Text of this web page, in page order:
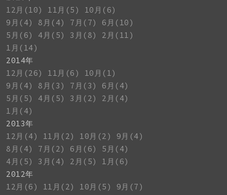
12月(10)
11月(5)
10月(6)
9月(4)
8月(4) 7月(7)
6月(10)
5月(6)
4月(5) 3月(8)
2月(11)
1月(14)
2014年
12月(26)
11月(6)
10月(1)
9月(4)
8月(3) 7月(3)
6月(4)
5月(5)
4月(5) 3月(2)
2月(4)
1月(4)
2013年
12月(4)
11月(2) 10月(2)
9月(4)
8月(4)
7月(2) 6月(6)
5月(4)
4月(5)
3月(4) 2月(5)
1月(6)
2012年
12月(6)
11月(2) 10月(5)
9月(7)